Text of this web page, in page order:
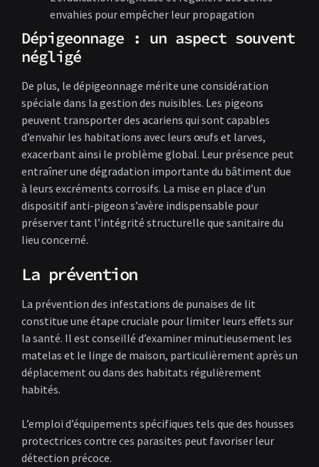
envahies pour empêcher leur propagation
Dépigeonnage : un aspect souvent
négligé
De plus, le dépigeonnage mérite une considération
spéciale dans la gestion des nuisibles. Les pigeons
peuvent transporter des acariens qui sont capables
d’envahir les habitations avec leurs œufs et larves,
exacerbant ainsi le problème global. Leur présence peut
entraîner une dégradation importante du bâtiment due
à leurs excréments corrosifs. La mise en place d’un
dispositif anti-pigeon s’avère indispensable pour
préserver tant l’intégrité structurelle que sanitaire du
lieu concerné.
La prévention
La prévention des infestations de punaises de lit
constitue une étape cruciale pour limiter leurs effets sur
la santé. Il est conseillé d’examiner minutieusement les
matelas et le linge de maison, particulièrement après un
déplacement ou dans des habitats régulièrement
habités.
L’emploi d’équipements spécifiques tels que des housses
protectrices contre ces parasites peut favoriser leur
détection précoce.